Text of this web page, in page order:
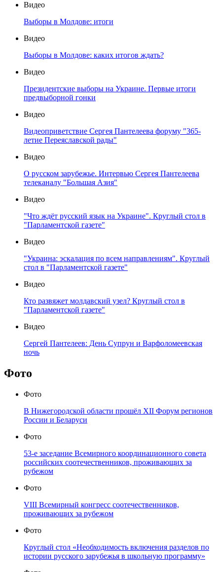
Видео
Выборы в Молдове: итоги
Видео
Выборы в Молдове: каких итогов ждать?
Видео
Президентские выборы на Украине. Первые итоги
предвыборной гонки
Видео
Видеоприветствие Сергея Пантелеева форуму "365-
летие Переяславской рады"
Видео
О русском зарубежье. Интервью Сергея Пантелеева
телеканалу "Большая Азия"
Видео
"Что ждёт русский язык на Украине". Круглый стол в
"Парламентской газете"
Видео
"Украина: эскалация по всем направлениям". Круглый
стол в "Парламентской газете"
Видео
Кто развяжет молдавский узел? Круглый стол в
"Парламентской газете"
Видео
Сергей Пантелеев: День Супрун и Варфоломеевская
ночь
Фото
Фото
В Нижегородской области прошёл XII Форум регионов
России и Беларуси
Фото
53-е заседание Всемирного координационного совета
российских соотечественников, проживающих за
рубежом
Фото
VIII Всемирный конгресс соотечественников,
проживающих за рубежом
Фото
Круглый стол «Необходимость включения разделов по
истории русского зарубежья в школьную программу»